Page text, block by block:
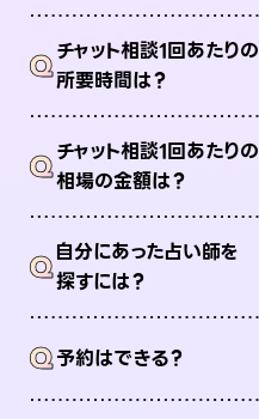
Qチャット相談1回あたりの
所要時間は？
Qチャット相談1回あたりの
相場の金額は？
Q自分にあった占い師を
探すには？
Q予約はできる？